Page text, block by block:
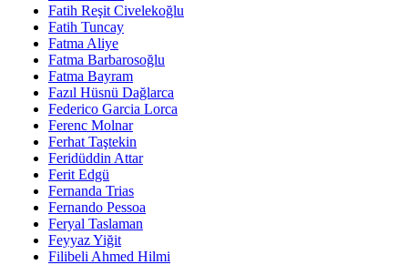
Fatih Reşit Civelekoğlu
Fatih Tuncay
Fatma Aliye
Fatma Barbarosoğlu
Fatma Bayram
Fazıl Hüsnü Dağlarca
Federico Garcia Lorca
Ferenc Molnar
Ferhat Taştekin
Feridüddin Attar
Ferit Edgü
Fernanda Trias
Fernando Pessoa
Feryal Taslaman
Feyyaz Yiğit
Filibeli Ahmed Hilmi